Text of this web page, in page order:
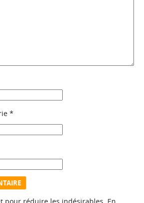
*
pour réduire les indésirables. En